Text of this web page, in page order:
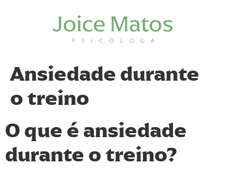
Ansiedade durante
o treino
O que é ansiedade
durante o treino?